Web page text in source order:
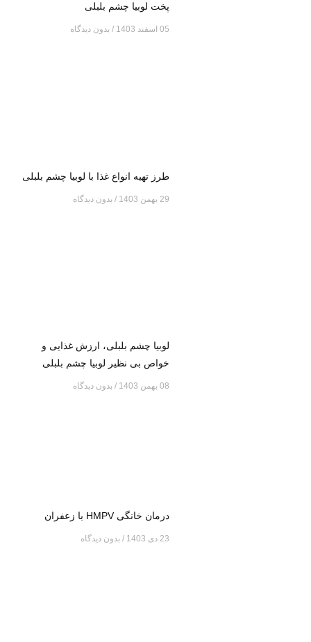
پخت لوبیا چشم بلبلی
05 اسفند 1403 بدون دیدگاه
طرز تهیه انواع غذا با لوبیا چشم بلبلی
29 بهمن 1403 بدون دیدگاه
لوبیا چشم بلبلی، ارزش غذایی و
خواص بی نظیر لوبیا چشم بلبلی
08 بهمن 1403 بدون دیدگاه
درمان خانگی HMPV با زعفران
23 دی 1403 بدون دیدگاه